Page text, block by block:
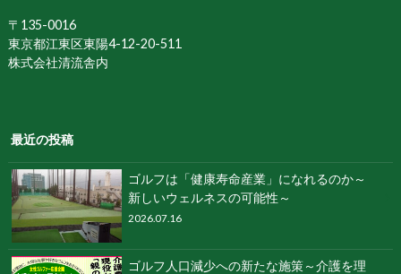
〒135-0016
東京都江東区東陽4-12-20-511
株式会社清流舎内
最近の投稿
ゴルフは「健康寿命産業」になれるのか～
新しいウェルネスの可能性～
2026.07.16
ゴルフ人口減少への新たな施策～介護を理